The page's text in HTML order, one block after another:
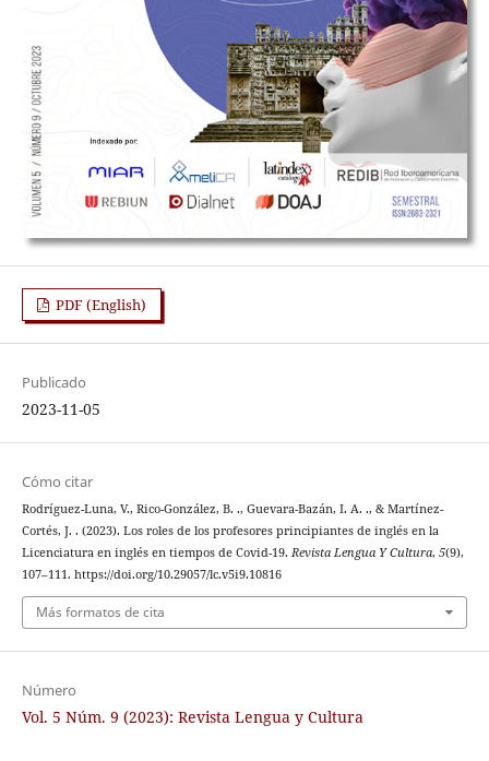
PDF (English)
Publicado
2023-11-05
Cómo citar
Rodríguez-Luna, V., Rico-González, B. ., Guevara-Bazán, I. A. ., & Martínez-
Cortés, J. . (2023). Los roles de los profesores principiantes de inglés en la
Licenciatura en inglés en tiempos de Covid-19. Revista Lengua Y Cultura, 5(9),
107–111. https://doi.org/10.29057/lc.v5i9.10816
Más formatos de cita
Número
Vol. 5 Núm. 9 (2023): Revista Lengua y Cultura